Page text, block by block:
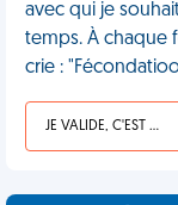
avec qui je
temps. À chaque
crie :
JE VALIDE, C'EST UNE VDM